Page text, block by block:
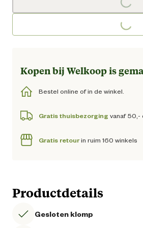
Loading...
Loading...
Kopen bij Welkoop is
Bestel online of in de winkel.
Gratis thuisbezorging vanaf 50,-
Gratis retourin ruim 160 winkels
Productdetails
Gesloten klomp